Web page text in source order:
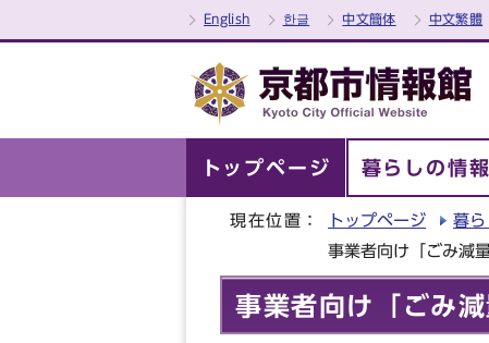
English 한글 中文簡体 中文繁體
トップページ 暮らしの情報
現在位置： トップページ 暮ら
事業者向け「ごみ減
事業者向け「ごみ